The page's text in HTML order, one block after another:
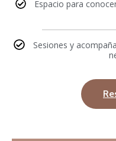
Espacio para
Sesiones y